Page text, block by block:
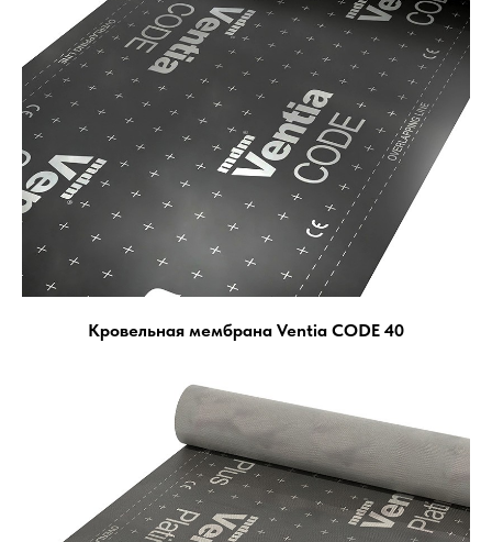
Кровельная мембрана Ventia CODE 40